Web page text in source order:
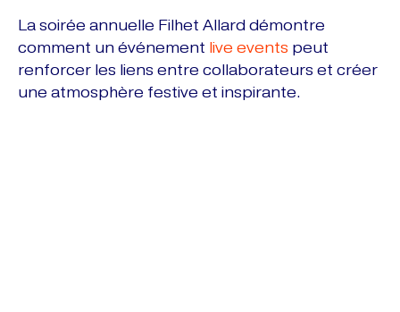
La soirée annuelle Filhet Allard démontre
comment un événement live events peut
renforcer les liens entre collaborateurs et créer
une atmosphère festive et inspirante.